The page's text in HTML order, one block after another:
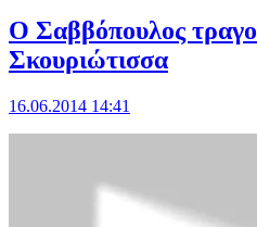
O Σαββόπουλος
Σκουριώτισσα
16.06.2014 14:41